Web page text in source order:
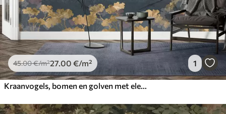
45.00€/m²27.00 €/m² 1
Kraanvogels, bomen en golven met elementen in Chinese stijl